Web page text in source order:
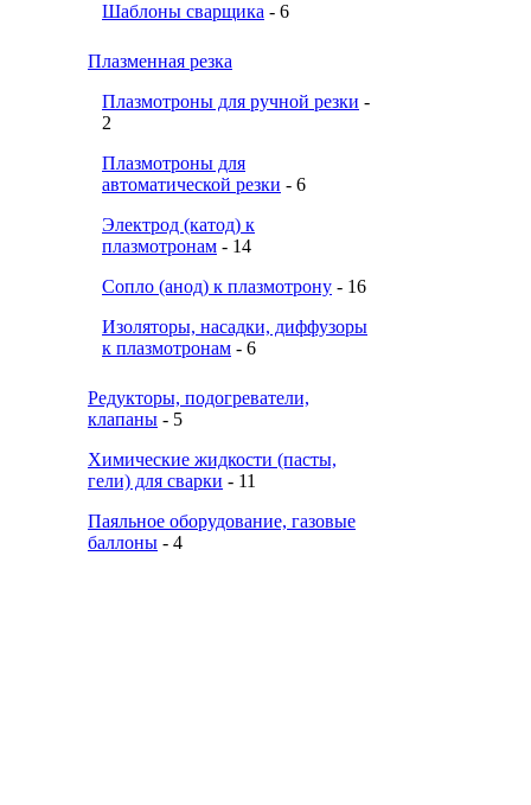
Шаблоны сварщика - 6
Плазменная резка
Плазмотроны для ручной резки -
2
Плазмотроны для
автоматической резки - 6
Электрод (катод) к
плазмотронам - 14
Сопло (анод) к плазмотрону - 16
Изоляторы, насадки, диффузоры
к плазмотронам - 6
Редукторы, подогреватели,
клапаны - 5
Химические жидкости (пасты,
гели) для сварки - 11
Паяльное оборудование, газовые
баллоны - 4